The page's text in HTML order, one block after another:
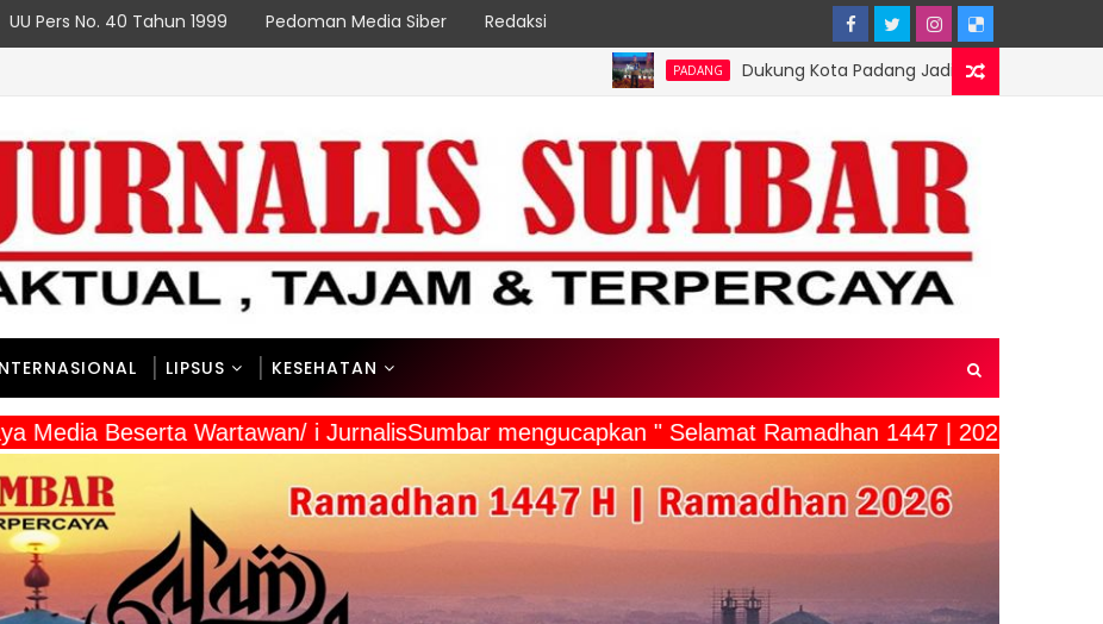
UU Pers No. 40 Tahun 1999 Pedoman Media Siber Redaksi
Dukung Kota Padang Jadi Kota Inovator, Kartu Registrasi
Sesuai PeRencana
LIPSUS KESEHATAN
Media Beserta Wartawan/ i JurnalisSumbar mengucapkan " Selamat Ramadhan 1447 | 2026"